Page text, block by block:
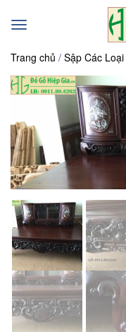
Toggle
Trang chủ / Sập Các Loại